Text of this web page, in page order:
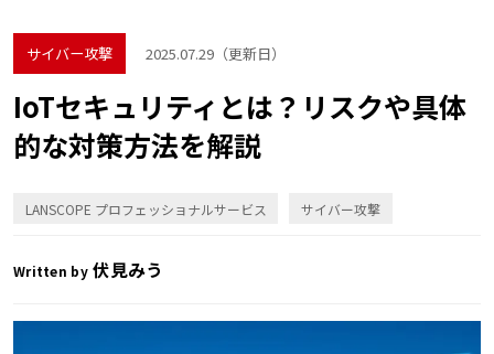
サイバー攻撃 2025.07.29（更新日）
IoTセキュリティとは？リスクや具体
的な対策方法を解説
LANSCOPE プロフェッショナルサービス サイバー攻撃
Written by伏見みう